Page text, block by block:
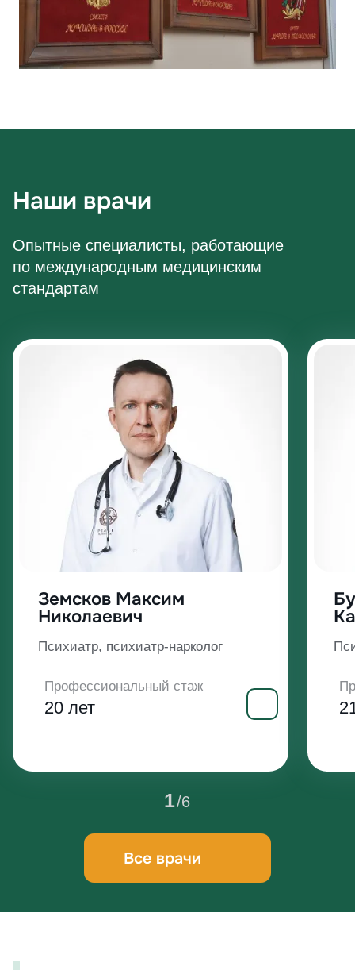
Наши врачи
Опытные специалисты, работающие
по международным медицинским
стандартам
Земсков Максим
Николаевич
Психиатр, психиатр-нарколог
Профессиональный стаж
20 лет
1/6
Все врачи